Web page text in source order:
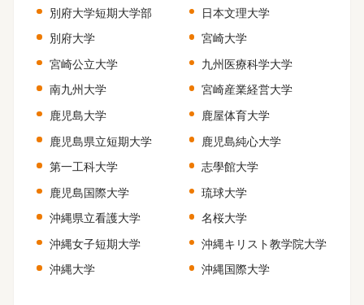
別府大学短期大学部
日本文理大学
別府大学
宮崎大学
宮崎公立大学
九州医療科学大学
南九州大学
宮崎産業経営大学
鹿児島大学
鹿屋体育大学
鹿児島県立短期大学
鹿児島純心大学
第一工科大学
志學館大学
鹿児島国際大学
琉球大学
沖縄県立看護大学
名桜大学
沖縄女子短期大学
沖縄キリスト教学院大学
沖縄大学
沖縄国際大学